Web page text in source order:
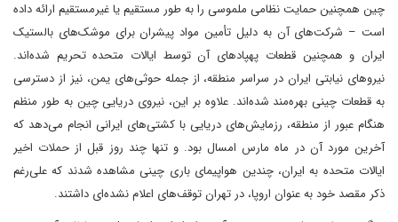
چین همچنین حمایت نظامی ملموسی را به طور مستقیم یا غیرمستقیم ارائه داده
است – شرکت‌های آن به دلیل تأمین مواد پیشران برای موشک‌های بالستیک
ایران و همچنین قطعات پهپادهای آن توسط ایالات متحده تحریم شده‌اند.
نیروهای نیابتی ایران در سراسر منطقه، از جمله حوثی‌های یمن، نیز از دسترسی
به قطعات چینی بهره‌مند شده‌اند. علاوه بر این، نیروی دریایی چین به طور منظم
هنگام عبور از منطقه، رزمایش‌های دریایی با کشتی‌های ایرانی انجام می‌دهد که
آخرین مورد آن در ماه مارس امسال بود. و تنها چند روز قبل از حملات اخیر
ایالات متحده به ایران، چندین هواپیمای باری چینی مشاهده شدند که علی‌رغم
ذکر مقصد خود به عنوان اروپا، در تهران توقف‌های اعلام نشده‌ای داشتند.